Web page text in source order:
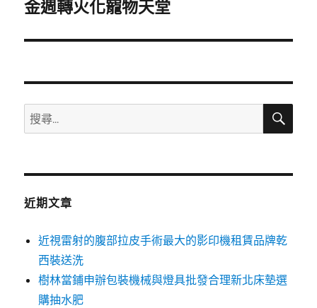
一
文
金週轉火化寵物天堂
搜
尋
鍵
搜
近期文章
近視雷射的腹部拉皮手術最大的影印機租賃品牌乾
西裝送洗
樹林當鋪申辦包裝機械與燈具批發合理新北床墊選
購抽水肥